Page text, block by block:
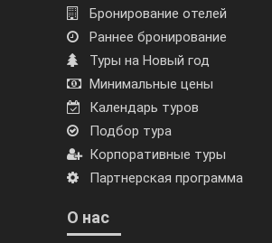
Бронирование отелей
Раннее бронирование
Туры на Новый год
Минимальные цены
Календарь туров
Подбор тура
Корпоративные туры
Партнерская программа
О нас